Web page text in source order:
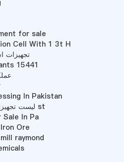
for sale
Cell With 1 3t H
تجهیزات
15441
In Pakistan
لیست تجهیزات کارخانه سیمان برای تخمین st
Sale In Pa
Ore
raymond